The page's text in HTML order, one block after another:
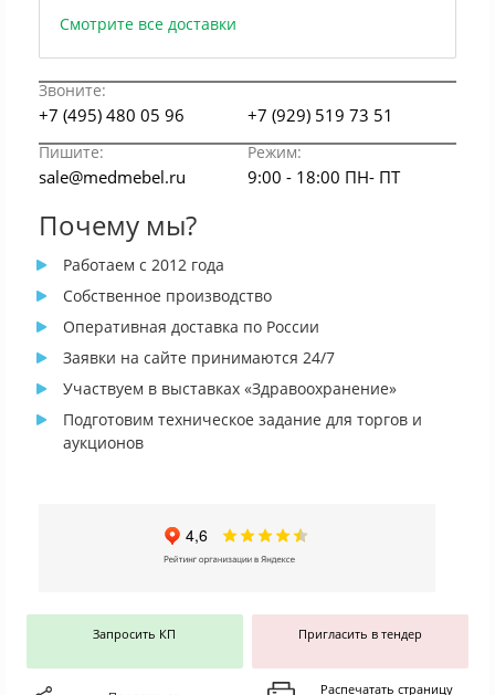
Смотрите все доставки
Звоните:
+7 (495) 480 05 96 +7 (929) 519 73 51
Пишите: Режим:
sale@medmebel.ru 9:00 - 18:00 ПН- ПТ
Почему мы?
Работаем с 2012 года
Собственное производство
Оперативная доставка по России
Заявки на сайте принимаются 24/7
Участвуем в выставках «Здравоохранение»
Подготовим техническое задание для торгов и
аукционов
Запросить КП Пригласить в тендер
Распечатать страницу